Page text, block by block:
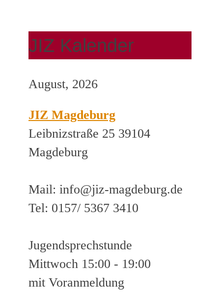
JIZ Kalender
August, 2026
JIZ Magdeburg
Leibnizstraße 25 39104
Magdeburg
Mail: info@jiz-magdeburg.de
Tel: 0157/ 5367 3410
Jugendsprechstunde
Mittwoch 15:00 - 19:00
mit Voranmeldung